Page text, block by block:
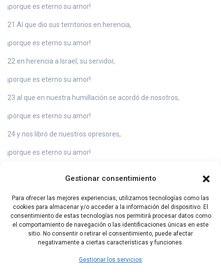
Gestionar consentimiento
Para ofrecer las mejores experiencias, utilizamos tecnologías como las
cookies para almacenar y/o acceder a la información del dispositivo. El
consentimiento de estas tecnologías nos permitirá procesar datos como
el comportamiento de navegación o las identificaciones únicas en este
sitio. No consentir o retirar el consentimiento, puede afectar
negativamente a ciertas características y funciones.
Gestionar los servicios
¡porque es eterno su amor!
21 Al que dio sus territorios en herencia,
¡porque es eterno su amor!
22 en herencia a Israel, su servidor,
¡porque es eterno su amor!
23 al que en nuestra humillación se acordó de nosotros,
¡porque es eterno su amor!
24 y nos libró de nuestros opresores,
¡porque es eterno su amor!
26 ¡Den gracias al Dios de los cielos,
porque es eterno su amor!
Capítulo Anterior Capítulo Siguiente